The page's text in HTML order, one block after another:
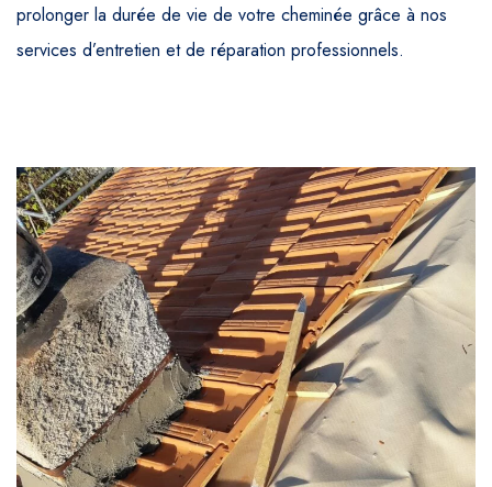
prolonger la durée de vie de votre cheminée grâce à nos
services d’entretien et de réparation professionnels.